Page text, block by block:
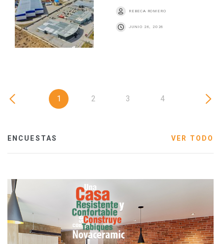
REBECA ROMERO
JUNIO 26, 2026
1 2 3 4
ENCUESTAS VER TODO